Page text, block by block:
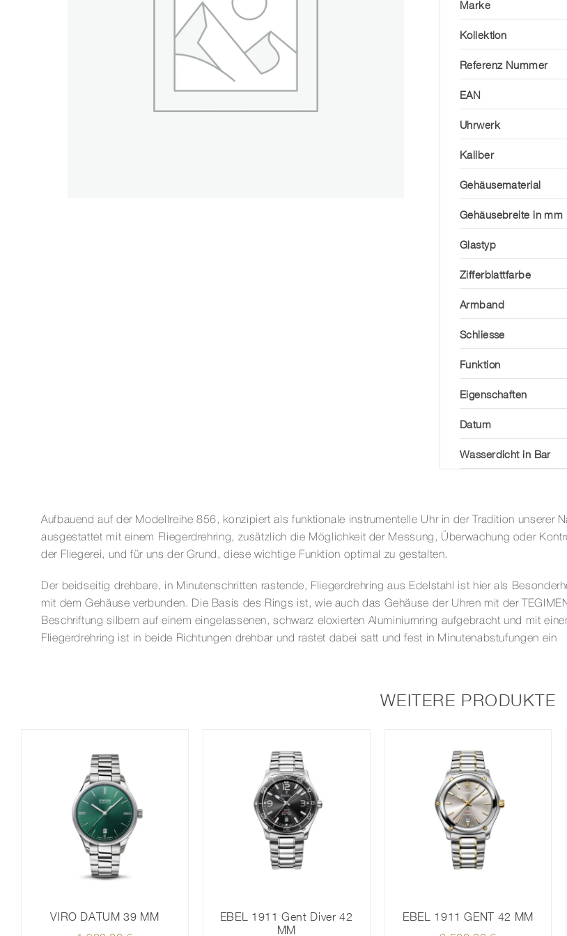
Marke
Kollektion
Referenz Nummer
EAN
Uhrwerk
Kaliber
Gehäusematerial
Gehäusebreite in mm
Glastyp
Zifferblattfarbe
Armband
Schliesse
Funktion
Eigenschaften
Datum
Wasserdicht in Bar
Aufbauend auf der Modellreihe 856, konzipiert als funktionale instrumentelle Uhr in der Tradition unserer
ausgestattet mit einem Fliegerdrehring, zusätzlich die Möglichkeit der Messung, Überwachung oder
der Fliegerei, und für uns der Grund, diese wichtige Funktion optimal zu gestalten.
Der beidseitig drehbare, in Minutenschritten rastende, Fliegerdrehring aus Edelstahl ist hier als
mit dem Gehäuse verbunden. Die Basis des Rings ist, wie auch das Gehäuse der Uhren mit der
Beschriftung silbern auf einem eingelassenen, schwarz eloxierten Aluminiumring aufgebracht und mit
Fliegerdrehring ist in beide Richtungen drehbar und rastet dabei satt und fest in Minutenabstufungen ein
WEITERE PRODUKTE
VIRO DATUM 39 MM
EBEL 1911 Gent Diver 42
MM
EBEL 1911 GENT 42 MM